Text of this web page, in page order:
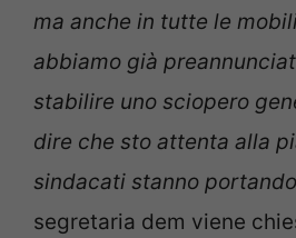
ma anche in tutte le
abbiamo già
stabilire uno sciopero
dire che sto attenta alla
sindacati stanno portando
segretaria dem viene